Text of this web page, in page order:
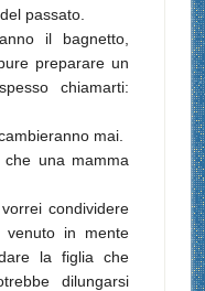
passato.
il bagnetto,
preparare un
chiamarti:
mai.
una mamma
condividere
in mente
la figlia che
dilungarsi